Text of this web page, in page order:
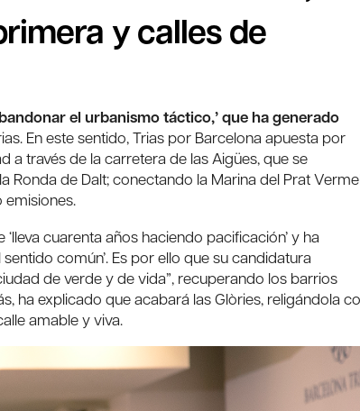
y calles de
el urbanismo táctico,’ que ha generado
En este sentido, Trias por Barcelona apuesta por
a través de la carretera de las Aigües, que se
Ronda de Dalt; conectando la Marina del Prat
emisiones.
cuarenta años haciendo pacificación’ y ha
común’. Es por ello que su candidatura
de verde y de vida”, recuperando los barrios
ha explicado que acabará las Glòries, religándola
amable y viva.